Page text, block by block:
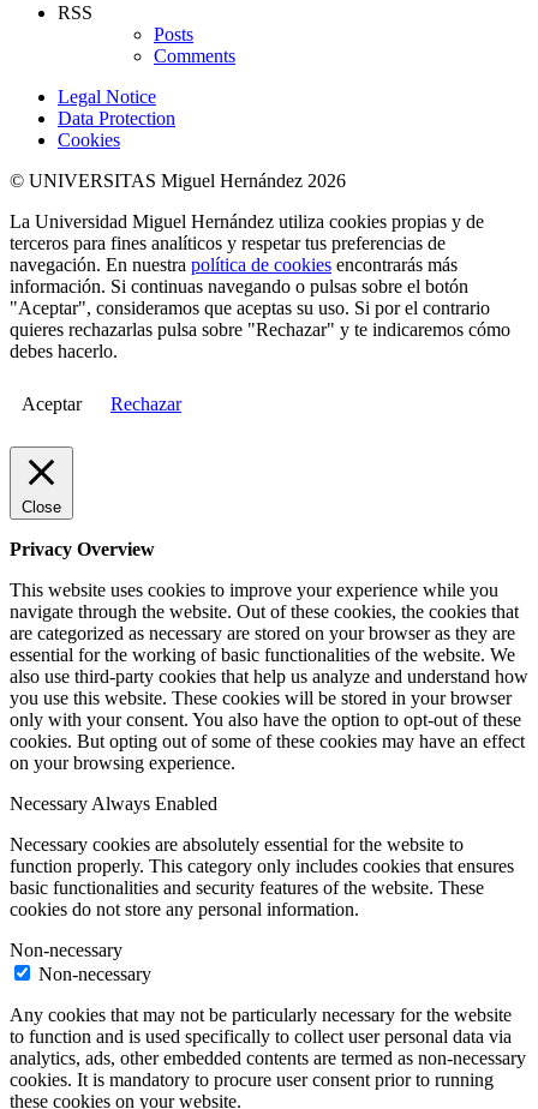
RSS
Posts
Comments
Legal Notice
Data Protection
Cookies
© UNIVERSITAS Miguel Hernández 2026
La Universidad Miguel Hernández utiliza cookies propias y de
terceros para fines analíticos y respetar tus preferencias de
navegación. En nuestra política de cookies encontrarás más
información. Si continuas navegando o pulsas sobre el botón
"Aceptar", consideramos que aceptas su uso. Si por el contrario
quieres rechazarlas pulsa sobre "Rechazar" y te indicaremos cómo
debes hacerlo.
Aceptar Rechazar
Close
Privacy Overview
This website uses cookies to improve your experience while you
navigate through the website. Out of these cookies, the cookies that
are categorized as necessary are stored on your browser as they are
essential for the working of basic functionalities of the website. We
also use third-party cookies that help us analyze and understand how
you use this website. These cookies will be stored in your browser
only with your consent. You also have the option to opt-out of these
cookies. But opting out of some of these cookies may have an effect
on your browsing experience.
Necessary Always Enabled
Necessary cookies are absolutely essential for the website to
function properly. This category only includes cookies that ensures
basic functionalities and security features of the website. These
cookies do not store any personal information.
Non-necessary
Non-necessary
Any cookies that may not be particularly necessary for the website
to function and is used specifically to collect user personal data via
analytics, ads, other embedded contents are termed as non-necessary
cookies. It is mandatory to procure user consent prior to running
these cookies on your website.